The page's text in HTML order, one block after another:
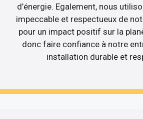
d’énergie. Egalement, nous
impeccable et respectueux de
pour un impact positif sur la
donc faire confiance à notre
installation durable et